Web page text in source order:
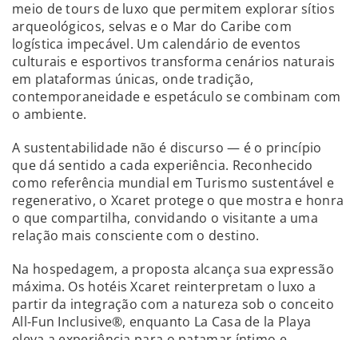
meio de tours de luxo que permitem explorar sítios
arqueológicos, selvas e o Mar do Caribe com
logística impecável. Um calendário de eventos
culturais e esportivos transforma cenários naturais
em plataformas únicas, onde tradição,
contemporaneidade e espetáculo se combinam com
o ambiente.
A sustentabilidade não é discurso — é o princípio
que dá sentido a cada experiência. Reconhecido
como referência mundial em Turismo sustentável e
regenerativo, o Xcaret protege o que mostra e honra
o que compartilha, convidando o visitante a uma
relação mais consciente com o destino.
Na hospedagem, a proposta alcança sua expressão
máxima. Os hotéis Xcaret reinterpretam o luxo a
partir da integração com a natureza sob o conceito
All-Fun Inclusive®, enquanto La Casa de la Playa